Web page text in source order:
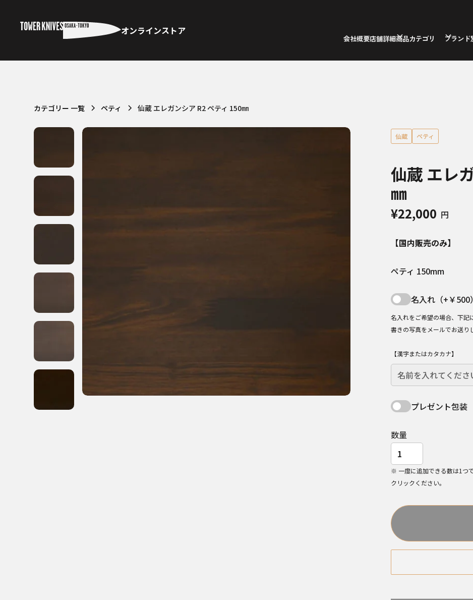
オンラインストア
会社概要店舗詳細商品カテゴリ ブランド
カテゴリー 一覧 ペティ 仙蔵 エレガンシア R2 ペティ 150㎜
仙蔵 ペティ
仙蔵 エレ
㎜
¥22,000 円
【国内販売のみ】
ペティ 150mm
名入れ（+￥500）
名入れをご希望の場合、下記
書きの写真をメールでお送り
【漢字またはカタカナ】
プレゼント包装
数量
※ 一度に追加できる数は1つ
クリックください。